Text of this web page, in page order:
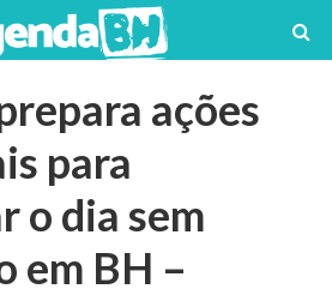
ações
para
o dia sem
em BH –